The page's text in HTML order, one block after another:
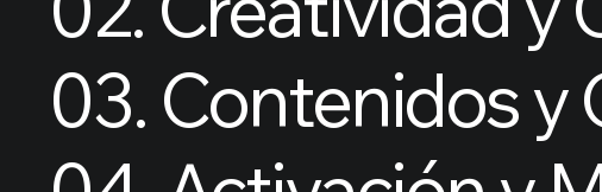
03. Contenidos y